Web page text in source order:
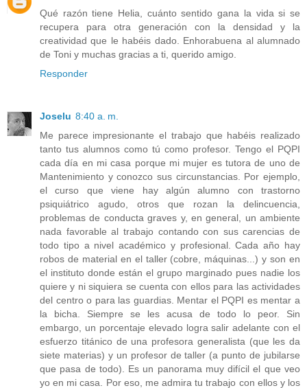
Qué razón tiene Helia, cuánto sentido gana la vida si se
recupera para otra generación con la densidad y la
creatividad que le habéis dado. Enhorabuena al alumnado
de Toni y muchas gracias a ti, querido amigo.
Responder
Joselu 8:40 a. m.
Me parece impresionante el trabajo que habéis realizado
tanto tus alumnos como tú como profesor. Tengo el PQPI
cada día en mi casa porque mi mujer es tutora de uno de
Mantenimiento y conozco sus circunstancias. Por ejemplo,
el curso que viene hay algún alumno con trastorno
psiquiátrico agudo, otros que rozan la delincuencia,
problemas de conducta graves y, en general, un ambiente
nada favorable al trabajo contando con sus carencias de
todo tipo a nivel académico y profesional. Cada año hay
robos de material en el taller (cobre, máquinas...) y son en
el instituto donde están el grupo marginado pues nadie los
quiere y ni siquiera se cuenta con ellos para las actividades
del centro o para las guardias. Mentar el PQPI es mentar a
la bicha. Siempre se les acusa de todo lo peor. Sin
embargo, un porcentaje elevado logra salir adelante con el
esfuerzo titánico de una profesora generalista (que les da
siete materias) y un profesor de taller (a punto de jubilarse
que pasa de todo). Es un panorama muy difícil el que veo
yo en mi casa. Por eso, me admira tu trabajo con ellos y los